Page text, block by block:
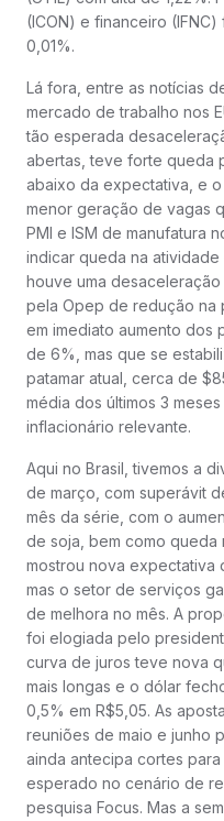
(ICON) e financeiro
0,01%.
Lá fora, entre as notícias
mercado de trabalho nos
tão esperada
abertas, teve forte queda
abaixo da expectativa, e o
menor geração de vagas
PMI e ISM de manufatura
indicar queda na
houve uma
pela Opep de redução na
em imediato aumento dos
de 6%, mas que se
patamar atual, cerca de
média dos últimos 3
inflacionário relevante.
Aqui no Brasil, tivemos a
de março, com superávit
mês da série, com o
de soja, bem como queda
mostrou nova expectativa
mas o setor de serviços
de melhora no mês. A
foi elogiada pelo
curva de juros teve nova
mais longas e o dólar
0,5% em R$5,05. As
reuniões de maio e junho
ainda antecipa cortes
esperado no cenário de
pesquisa Focus. Mas a